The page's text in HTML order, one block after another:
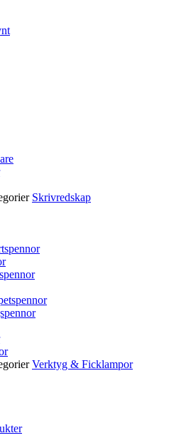
Skrivredskap
Verktyg & Ficklampor